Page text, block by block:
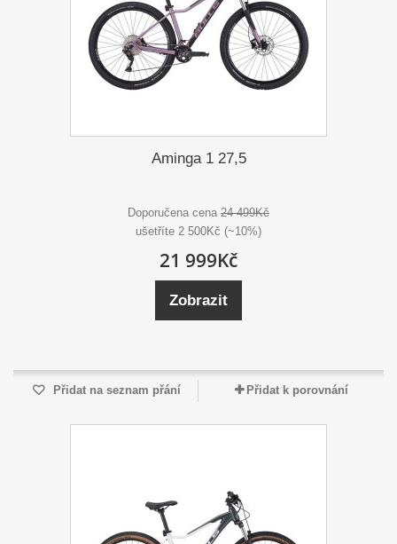
Aminga 1 27,5
Doporučena cena 24 499Kč
ušetříte 2 500Kč (~10%)
21 999Kč
Zobrazit
Přidat na seznam přání Přidat k porovnání